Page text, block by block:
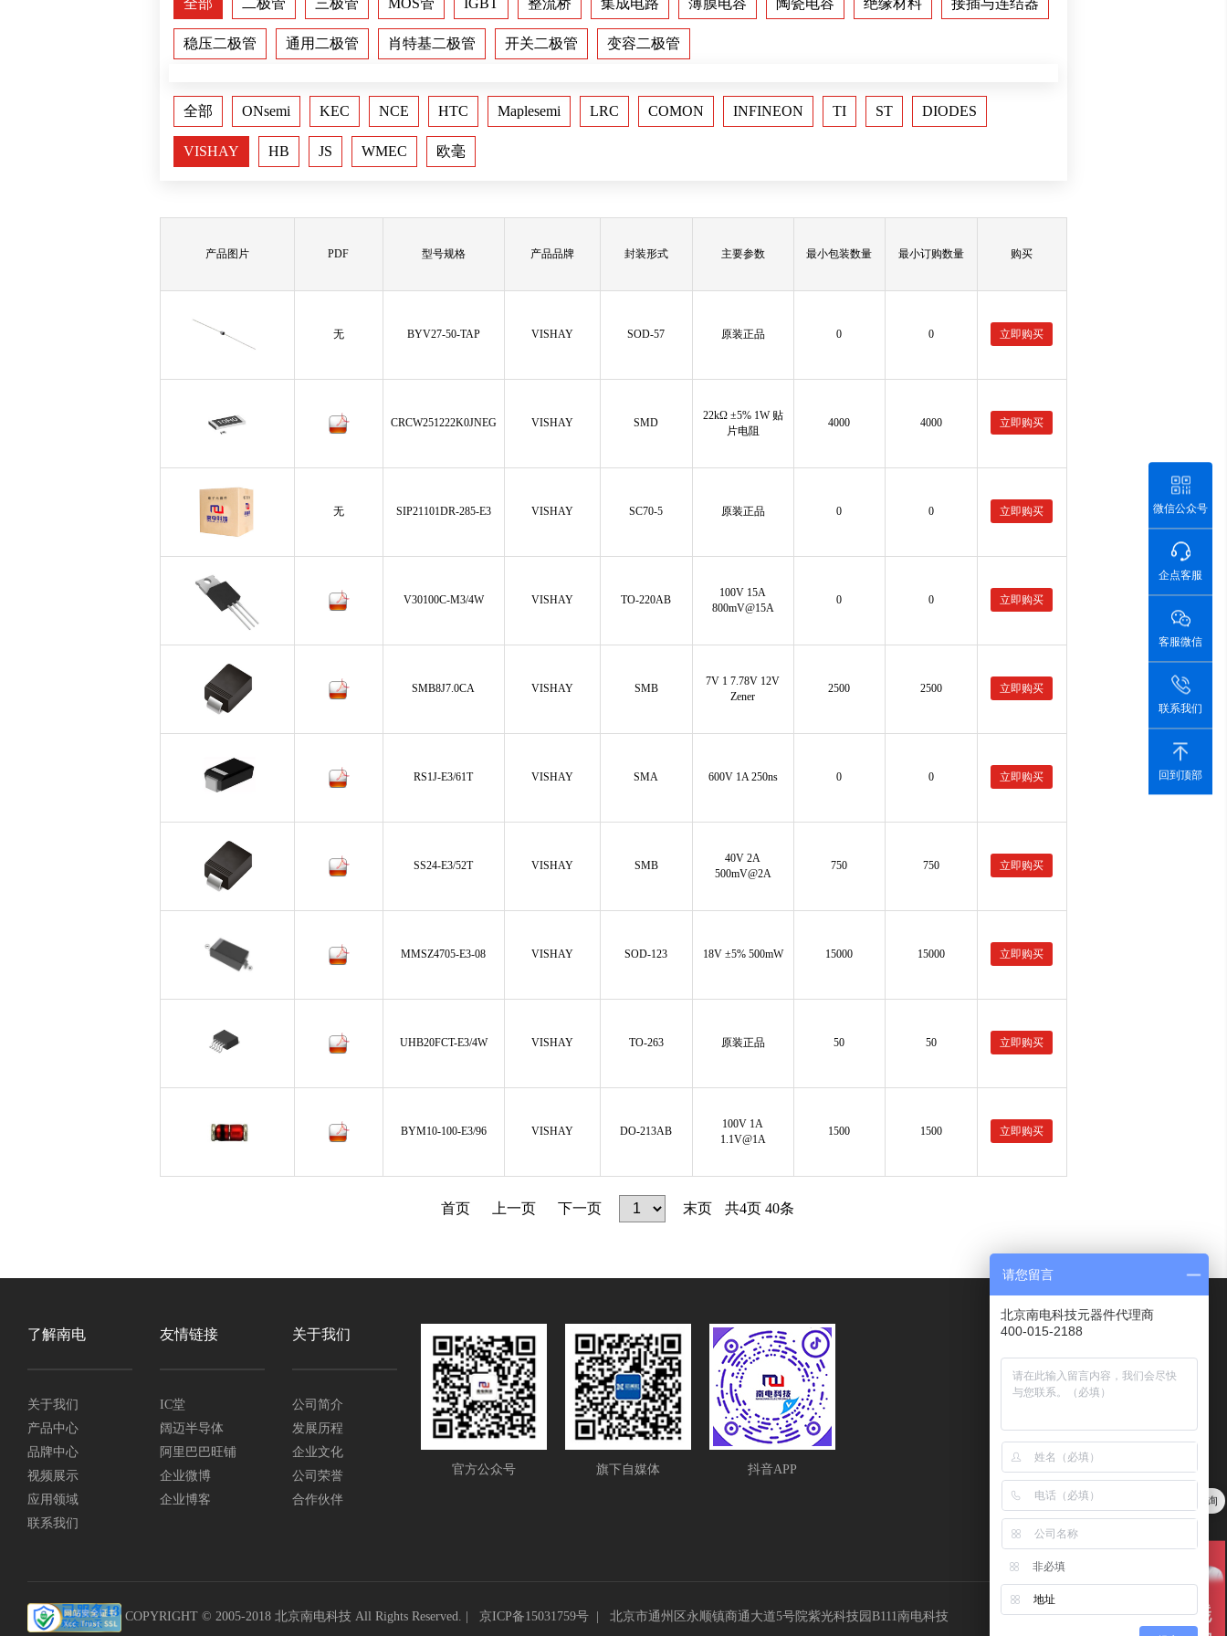
全部 二极管 三极管 MOS管 IGBT 整流桥 集成电路 薄膜电容 陶瓷电容 绝缘材料 接插与连结器
稳压二极管 通用二极管 肖特基二极管 开关二极管 变容二极管
全部 ONsemi KEC NCE HTC Maplesemi LRC COMON INFINEON TI ST DIODES
VISHAY HB JS WMEC 欧毫
产品图片 PDF 型号规格 产品品牌 封装形式 主要参数 最小包装数量 最小订购数量 购买
无 BYV27-50-TAP VISHAY SOD-57 原装正品 0 0 立即购买
CRCW251222K0JNEG VISHAY SMD
22kΩ ±5% 1W 贴
片电阻
4000 4000 立即购买
无 SIP21101DR-285-E3 VISHAY SC70-5 原装正品 0 0 立即购买
V30100C-M3/4W VISHAY TO-220AB
100V 15A
800mV@15A
0 0 立即购买
SMB8J7.0CA VISHAY SMB
7V 1 7.78V 12V
Zener
2500 2500 立即购买
RS1J-E3/61T VISHAY SMA 600V 1A 250ns 0 0 立即购买
SS24-E3/52T VISHAY SMB
40V 2A
500mV@2A
750 750 立即购买
MMSZ4705-E3-08 VISHAY SOD-123 18V ±5% 500mW 15000 15000 立即购买
UHB20FCT-E3/4W VISHAY TO-263 原装正品 50 50 立即购买
BYM10-100-E3/96 VISHAY DO-213AB
100V 1A
1.1V@1A
1500 1500 立即购买
首页 上一页 下一页 末页 共4页40条
了解南电
关于我们
产品中心
品牌中心
视频展示
应用领域
联系我们
友情链接
IC堂
阔迈半导体
阿里巴巴旺铺
企业微博
企业博客
关于我们
公司简介
发展历程
企业文化
公司荣誉
合作伙伴
官方公众号 旗下自媒体 抖音APP
400-015-2188
010－62102078
客服邮箱
Kefu@ndone.cn
COPYRIGHT © 2005-2018 北京南电科技 All Rights Reserved. | 京ICP备15031759号 北京市通州区永顺镇商通大道5号院紫光科技园B111南电科技 Tel：400-015-2188
微信公众号
企点客服
客服微信
联系我们
回到顶部
量大价优，欢迎点击在线咨询
请您留言
北京南电科技元器件代理商
400-015-2188
非必填
地址